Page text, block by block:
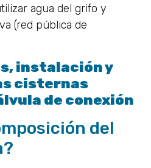
agua del grifo y
(red pública de
instalación y
cisternas
de conexión
del